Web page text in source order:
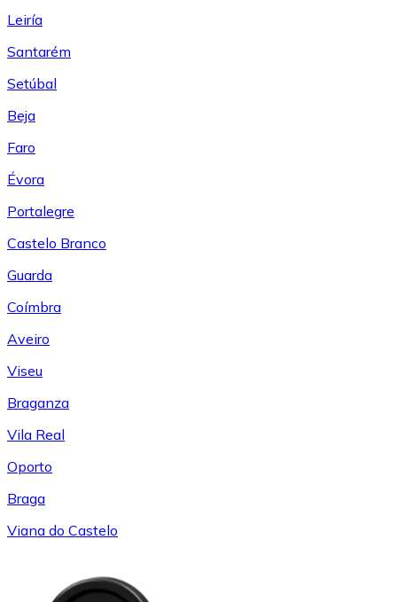
Leiría
Santarém
Setúbal
Beja
Faro
Évora
Portalegre
Castelo Branco
Guarda
Coímbra
Aveiro
Viseu
Braganza
Vila Real
Oporto
Braga
Viana do Castelo